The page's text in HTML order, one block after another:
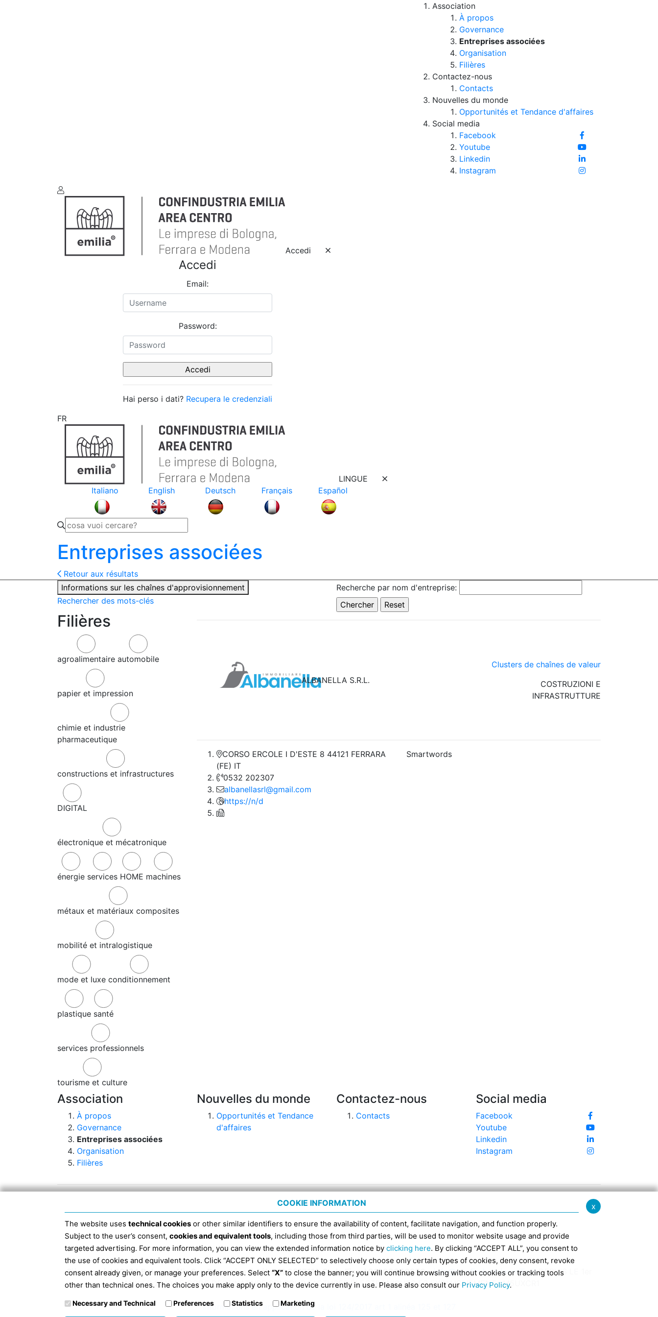
Association
À propos
Governance
Entreprises associées
Organisation
Filières
Contactez-nous
Contacts
Nouvelles du monde
Opportunités et Tendance d'affaires
Social media
Facebook
Youtube
Linkedin
Instagram
Accedi
Accedi
Email:
Password:
Hai perso i dati? Recupera le credenziali
FR
LINGUE
Italiano
English Deutsch Français Español
Entreprises associées
Retour aux résultats
Informations sur les chaînes d'approvisionnement
Rechercher des mots-clés
Recherche par nom d'entreprise:
Filières
agroalimentaire automobile
papier et impression
chimie et industrie
pharmaceutique
constructions et infrastructures
DIGITAL
électronique et mécatronique
énergie services HOME machines
métaux et matériaux composites
mobilité et intralogistique
mode et luxe conditionnement
plastique santé
services professionnels
tourisme et culture
ALBANELLA S.R.L.
Clusters de chaînes de valeur
COSTRUZIONI E
INFRASTRUTTURE
CORSO ERCOLE I D'ESTE 8 44121 FERRARA
(FE) IT
0532 202307
albanellasrl@gmail.com
https://n/d
Smartwords
Association
À propos
Governance
Entreprises associées
Organisation
Filières
Nouvelles du monde
Opportunités et Tendance
d'affaires
Contactez-nous
Contacts
Social media
Facebook
Youtube
Linkedin
Instagram
Siège social 40124 Bologne, Via San Domenico 4, tél. 051 6317111, Code Fiscal 91398840370 -info@confindustriaemilia.it DEPUIS LE 1er
JANVIER 2019 LE CODE DESTINATAIRE SDI POUR FACTURES ÉLECTRONIQUES ES EXCLUSIVEMENT : M5UXCR1
Informations en application de la loi 124/2017 art 1 alinéa 125 et 127
x
COOKIE INFORMATION
The website uses technical cookies or other similar identifiers to ensure the availability of content, facilitate navigation, and function properly.
Subject to the user’s consent, cookies and equivalent tools, including those from third parties, will be used to monitor website usage and provide
targeted advertising. For more information, you can view the extended information notice by clicking here. By clicking “ACCEPT ALL”, you consent to
the use of cookies and equivalent tools. Click “ACCEPT ONLY SELECTED” to selectively choose only certain types of cookies, deny consent, revoke
consent already given, or manage your preferences. Select “X” to close the banner; you will continue browsing without cookies or tracking tools
other than technical ones. The choices you make apply only to the device currently in use. Please also consult our Privacy Policy.
Necessary and Technical Preferences Statistics Marketing